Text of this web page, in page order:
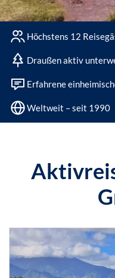
Höchstens 12
Draußen aktiv
Erfahrene
Weltweit – seit 1990